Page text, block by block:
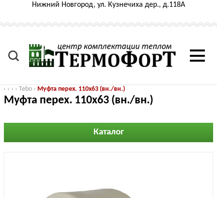
Нижний Новгород, ул. Кузнечиха дер., д.118А
› › › › Tebo › Муфта перех. 110x63 (вн./вн.)
Муфта перех. 110x63 (вн./вн.)
Каталог